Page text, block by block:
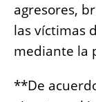
agresores,
las víctimas
mediante la
**De